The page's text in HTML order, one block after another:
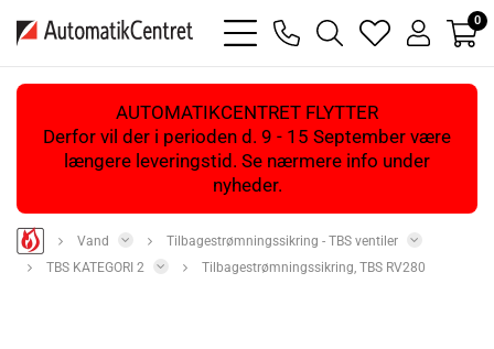
bars
light
phone
magnifying
glass
heart
light
user
light
0
AUTOMATIKCENTRET FLYTTER
Derfor vil der i perioden d. 9 - 15 September være
længere leveringstid. Se nærmere info under
nyheder.
Vand
Tilbagestrømningssikring - TBS ventiler
TBS KATEGORI 2
Tilbagestrømningssikring, TBS RV280